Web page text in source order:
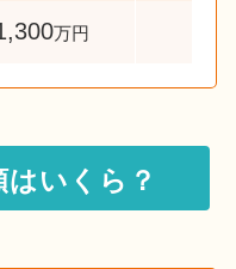
万円
はいくら？